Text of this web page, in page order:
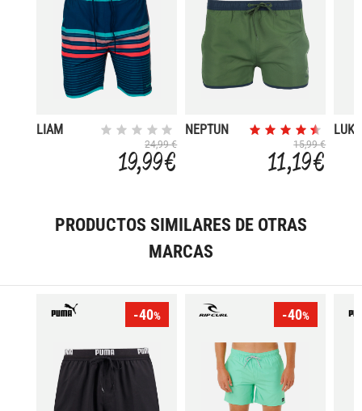
LIAM
24,99 €
19,99 €
NEPTUN
15,99 €
11,19 €
LUKE
PRODUCTOS SIMILARES DE OTRAS
MARCAS
-40% -40%